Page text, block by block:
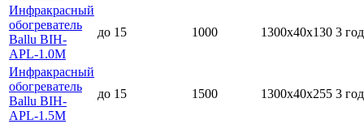
Инфракрасный
обогреватель
Ballu BIH-
APL-1.0M
до 15 1000 1300х40х130 3
Инфракрасный
обогреватель
Ballu BIH-
APL-1.5M
до 15 1500 1300х40х255 3